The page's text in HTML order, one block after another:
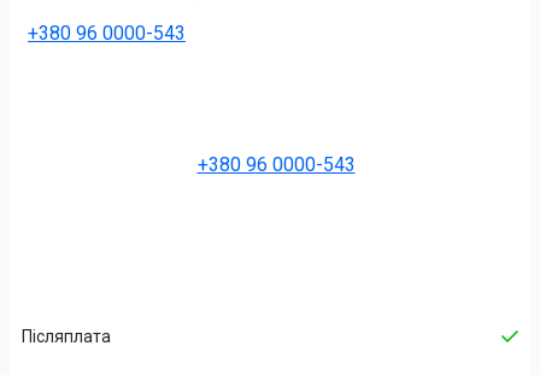
+380 96 0000-543
+380 96 0000-543
Післяплата